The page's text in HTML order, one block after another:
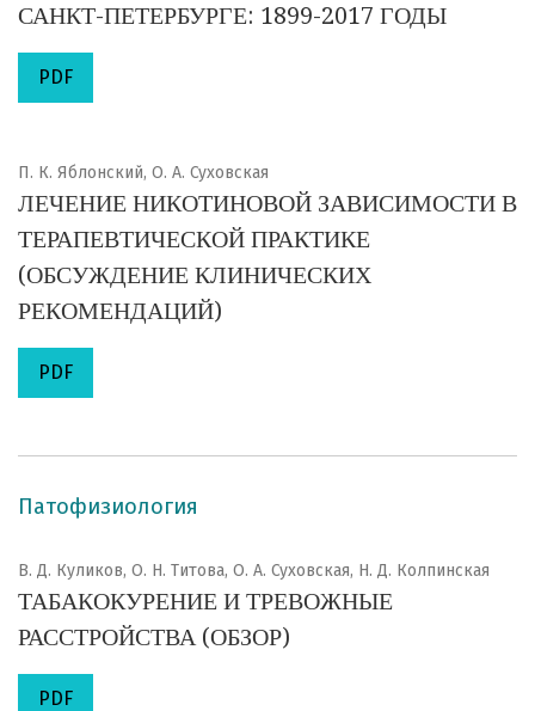
САНКТ-ПЕТЕРБУРГЕ: 1899-2017 ГОДЫ
PDF
П. К. Яблонский, О. А. Суховская
ЛЕЧЕНИЕ НИКОТИНОВОЙ ЗАВИСИМОСТИ В
ТЕРАПЕВТИЧЕСКОЙ ПРАКТИКЕ
(ОБСУЖДЕНИЕ КЛИНИЧЕСКИХ
РЕКОМЕНДАЦИЙ)
PDF
Патофизиология
В. Д. Куликов, О. Н. Титова, О. А. Суховская, Н. Д. Колпинская
ТАБАКОКУРЕНИЕ И ТРЕВОЖНЫЕ
РАССТРОЙСТВА (ОБЗОР)
PDF